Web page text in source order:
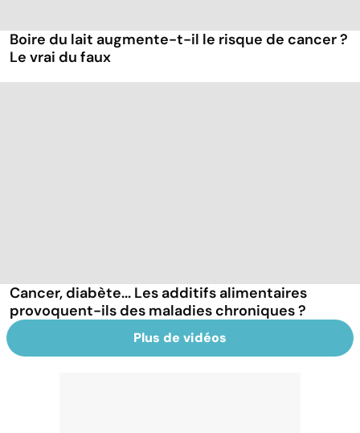
Boire du lait augmente-t-il le risque de cancer ?
Le vrai du faux
Cancer, diabète... Les additifs alimentaires
provoquent-ils des maladies chroniques ?
Plus de vidéos